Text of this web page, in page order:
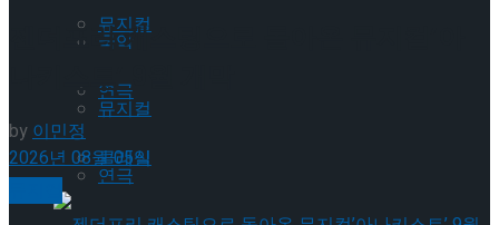
뮤지컬
연극
클래식
국악
뮤지컬
연극
젠더프리 캐스팅으로 돌아온 뮤지컬’아
나키스트’ 9월 개막
by이민정
2026년 08월 05일